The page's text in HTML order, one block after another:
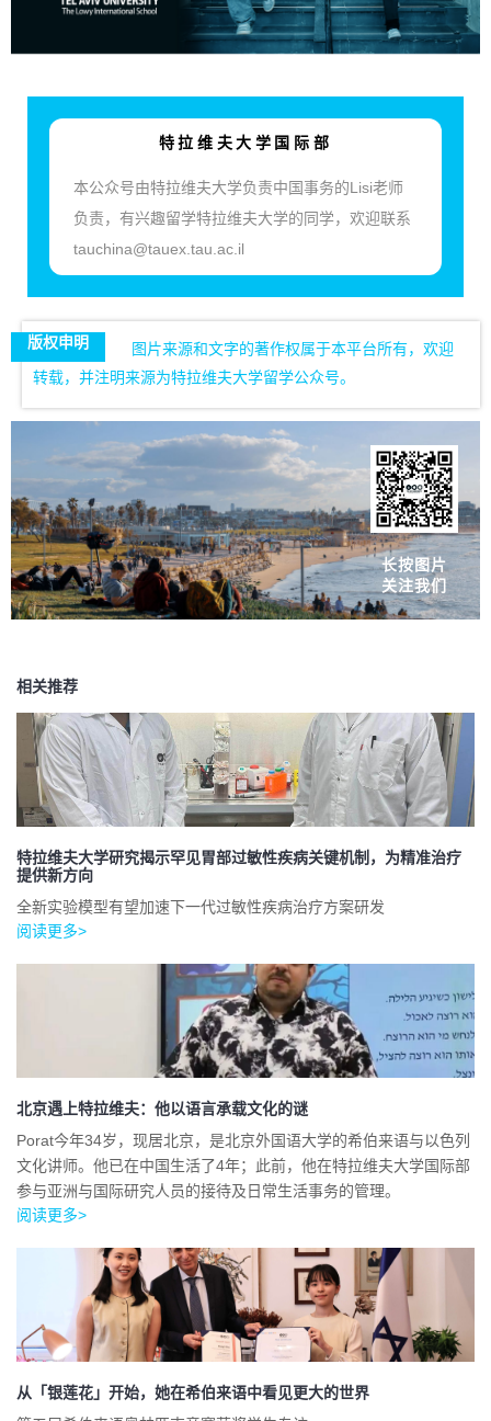
特拉维夫大学国际部
本公众号由特拉维夫大学负责中国事务的Lisi老师
负责，有兴趣留学特拉维夫大学的同学，欢迎联系
tauchina@tauex.tau.ac.il
版权申明
图片来源和文字的著作权属于本平台所有，欢迎
转载，并注明来源为特拉维夫大学留学公众号。
长按图片
关注我们
相关推荐
特拉维夫大学研究揭示罕见胃部过敏性疾病关键机制，为精准治疗
提供新方向
全新实验模型有望加速下一代过敏性疾病治疗方案研发
阅读更多>
北京遇上特拉维夫：他以语言承载文化的谜
Porat今年34岁，现居北京，是北京外国语大学的希伯来语与以色列
文化讲师。他已在中国生活了4年；此前，他在特拉维夫大学国际部
参与亚洲与国际研究人员的接待及日常生活事务的管理。
阅读更多>
从「银莲花」开始，她在希伯来语中看见更大的世界